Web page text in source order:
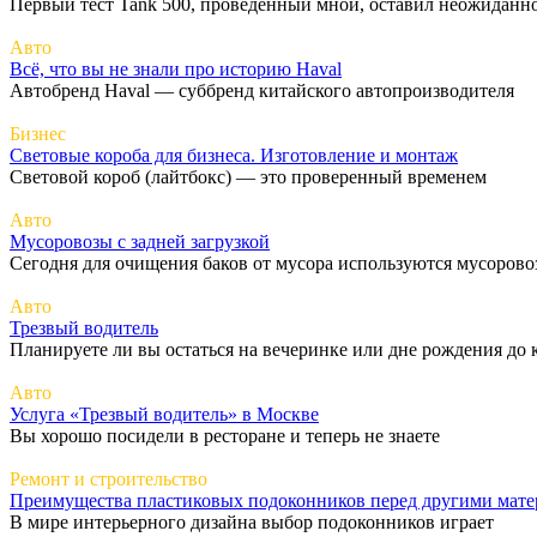
Авто
Всё, что вы не знали про историю Haval
Автобренд Haval — суббренд китайского автопроизводителя
Бизнес
Световые короба для бизнеса. Изготовление и монтаж
Световой короб (лайтбокс) — это проверенный временем
Авто
Мусоровозы с задней загрузкой
Сегодня для очищения баков от мусора используются
Авто
Трезвый водитель
Планируете ли вы остаться на вечеринке или дне рождения до
Авто
Услуга «Трезвый водитель» в Москве
Вы хорошо посидели в ресторане и теперь не знаете
Ремонт и строительство
Преимущества пластиковых подоконников перед другими
В мире интерьерного дизайна выбор подоконников играет